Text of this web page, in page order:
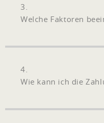
3.
Welche Faktoren
4.
Wie kann ich die